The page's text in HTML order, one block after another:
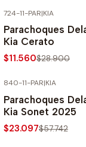
724-11-PAR|KIA
Parachoques
Kia Cerato
$11.560$28.900
840-11-PAR|KIA
Parachoques
Kia Sonet 2025
$23.097$57.742